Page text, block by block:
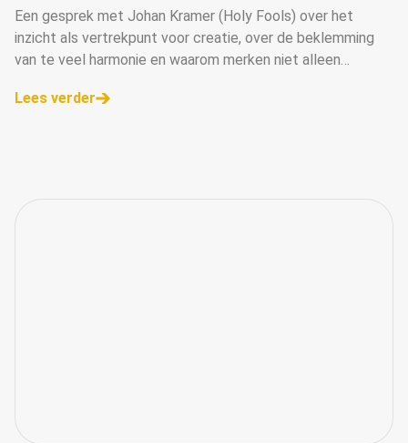
Een gesprek met Johan Kramer (Holy Fools) over het
inzicht als vertrekpunt voor creatie, over de beklemming
van te veel harmonie en waarom merken niet alleen
Lees verder